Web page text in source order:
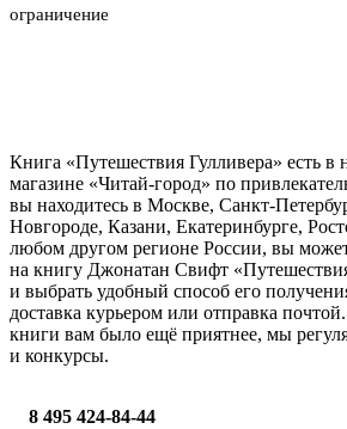
ограничение
Книга «Путешествия Гулливера» есть в
магазине «Читай-город» по
вы находитесь в Москве, Санкт-
Новгороде, Казани, Екатеринбурге,
любом другом регионе России, вы
на книгу Джонатан Свифт
и выбрать удобный способ его
доставка курьером или отправка
книги вам было ещё приятнее, мы
и конкурсы.
8 495 424-84-44